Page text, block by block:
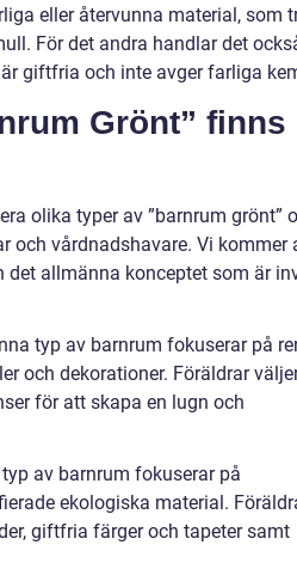
eller återvunna material, som
För det andra handlar det
giftfria och inte avger farliga
Grönt” finns
olika typer av ”barnrum grönt”
och vårdnadshavare. Vi kommer
det allmänna konceptet som är
typ av barnrum fokuserar på
och dekorationer. Föräldrar
för att skapa en lugn och
av barnrum fokuserar på
ekologiska material.
giftfria färger och tapeter samt